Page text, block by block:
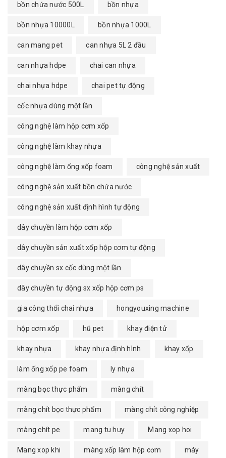
bồn chứa nước 500L bồn nhựa
bồn nhựa 10000L bồn nhựa 1000L
can mang pet can nhựa 5L 2 đầu
can nhựa hdpe chai can nhựa
chai nhựa hdpe chai pet tự động
cốc nhựa dùng một lần
công nghệ làm hộp cơm xốp
công nghệ làm khay nhựa
công nghệ làm ống xốp foam công nghệ sản xuất
công nghệ sản xuất bồn chứa nước
công nghệ sản xuất định hình tự động
dây chuyền làm hộp cơm xốp
dây chuyền sản xuất xốp hộp cơm tự động
dây chuyền sx cốc dùng một lần
dây chuyền tự động sx xốp hộp cơm ps
gia công thổi chai nhựa hongyouxing machine
hộp cơm xốp hũ pet khay điện tử
khay nhựa khay nhựa định hình khay xốp
làm ống xốp pe foam ly nhựa
màng bọc thực phẩm màng chít
màng chít bọc thực phẩm màng chít công nghiệp
màng chít pe mang tu huy Mang xop hoi
Mang xop khi màng xốp làm hộp cơm máy